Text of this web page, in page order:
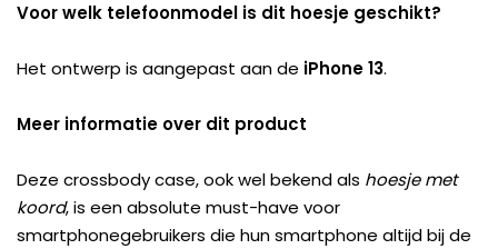
Voor welk telefoonmodel is dit hoesje geschikt?
Het ontwerp is aangepast aan de iPhone 13.
Meer informatie over dit product
Deze crossbody case, ook wel bekend als hoesje met
koord, is een absolute must-have voor
smartphonegebruikers die hun smartphone altijd bij de